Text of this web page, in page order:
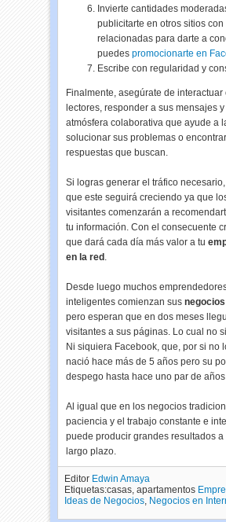
Invierte cantidades
publicitarte en otros sitios con
relacionadas para darte a
puedespromocionarte en
Escribe con regularidad y
Finalmente, asegúrate de interactuar
lectores, responder a sus mensajes
atmósfera colaborativa que ayude a
solucionar sus problemas o
respuestas que buscan.
Si logras generar el tráfico
que este seguirá creciendo ya que
visitantes comenzarán a
tu información. Con el consecuente
que dará cada día más valor a tu
en la red .
Desde luego muchos
inteligentes comienzan sus
pero esperan que en dos meses
visitantes a sus páginas. Lo cual no
Ni siquiera Facebook, que, por si no
nació hace más de 5 años pero su
despego hasta hace uno par de
Al igual que en los negocios
paciencia y el trabajo constante e
puede producir grandes resultados
largo plazo.
Editor Edwin Amaya
Etiquetas:casas, apartamentos
Ideas de Negocios, Negocios en